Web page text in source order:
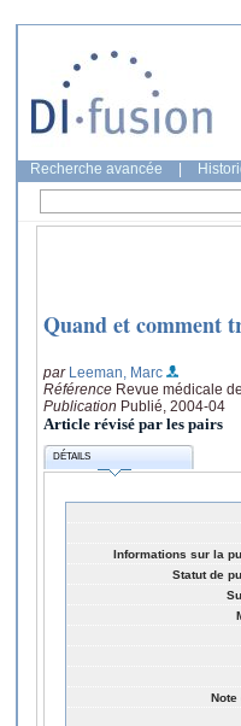
Recherche avancée
Quand et comment
par Leeman, Marc
Référence Revue médicale
Publication Publié, 2004-04
Article révisé par les pairs
DÉTAILS
Informations sur la
Statut de
Note